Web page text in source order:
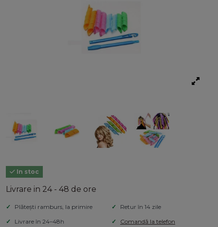
In stoc
Livrare in 24 - 48 de ore
Plătești ramburs, la primire
Retur în 14 zile
Livrare în 24–48h
Comandă la telefon